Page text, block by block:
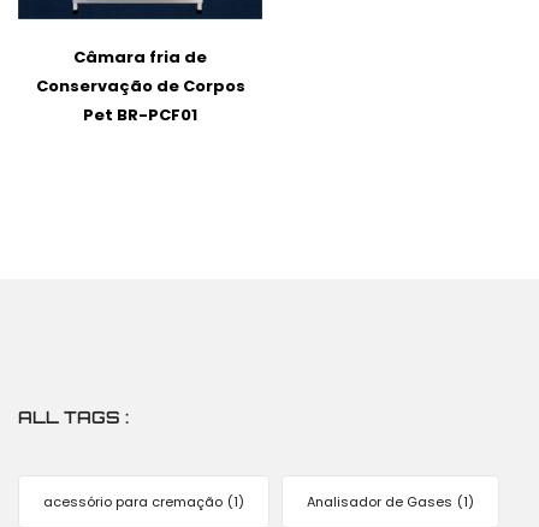
Câmara fria de
Conservação de Corpos
Pet BR-PCF01
ALL TAGS :
acessório para cremação (1) Analisador de Gases (1)